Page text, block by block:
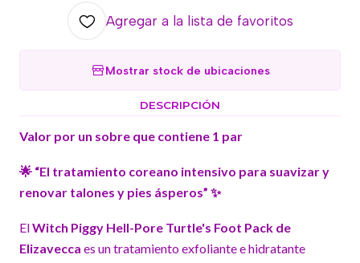
Agregar a la lista de favoritos
Mostrar stock de ubicaciones
DESCRIPCIÓN
Valor por un sobre que contiene 1 par
🌟 “El tratamiento coreano intensivo para suavizar y
renovar talones y pies ásperos” ✨
ElWitch Piggy Hell-Pore Turtle's Foot Pack de
Elizavecca es un tratamiento exfoliante e hidratante